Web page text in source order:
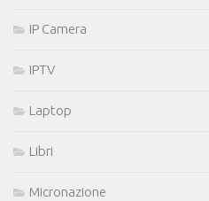
IP Camera
IPTV
Laptop
Libri
Micronazione